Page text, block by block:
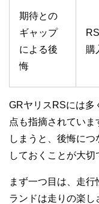
期待との
ギャップ
による後
悔
購
GRヤリスRSには多
点も指摘されてい
しまうと、後悔に
しておくことが大切
まず一つ目は、走
ランドは走りの楽し